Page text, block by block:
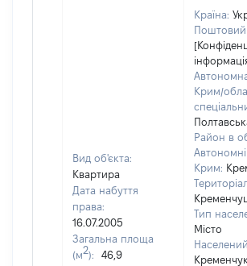
Вид об'єкта:
Квартира
Дата набуття
права:
16.07.2005
Загальна площа
(м2):
46,9
Країна:
Поштовий
Крим/
Район в
Крим:
Тип
Місто
Кременчук